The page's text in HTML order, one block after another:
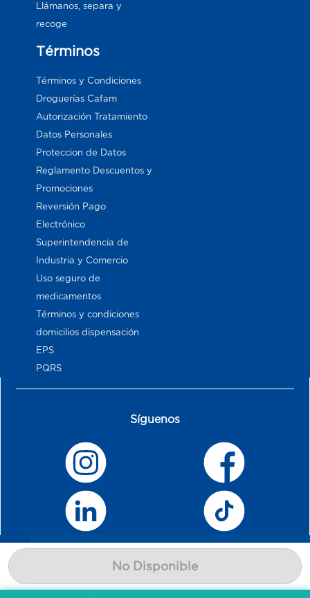
No Disponible
Llámanos, separa y
recoge
Términos
Términos y Condiciones
Droguerías Cafam
Autorización Tratamiento
Datos Personales
Proteccion de Datos
Reglamento Descuentos y
Promociones
Reversión Pago
Electrónico
Superintendencia de
Industria y Comercio
Uso seguro de
medicamentos
Términos y condiciones
domicilios dispensación
EPS
PQRS
Síguenos